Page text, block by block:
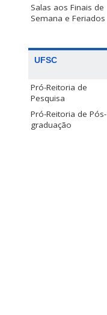
Salas aos Finais de
Semana e Feriados
UFSC
Pró-Reitoria de
Pesquisa
Pró-Reitoria de Pós-
graduação